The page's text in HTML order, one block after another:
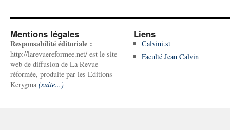
Mentions légales
Responsabilité éditoriale :
http://larevuereformee.net/ est le site
web de diffusion de La Revue
réformée, produite par les Editions
Kerygma (suite...)
Liens
Calvini.st
Faculté Jean Calvin